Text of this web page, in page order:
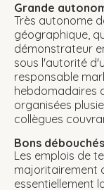
Grande
Très autonome
géographique,
démonstrateur
sous l'autorité
responsable
hebdomadaires
organisées
collègues
Bons débouchés
Les emplois de
majoritairement
essentiellement